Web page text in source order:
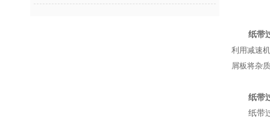
纸带
利用减速
屑板将杂
纸带
纸带